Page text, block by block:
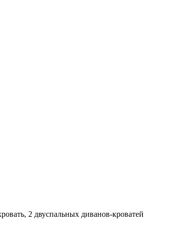
2 двуспальных диванов-кроватей